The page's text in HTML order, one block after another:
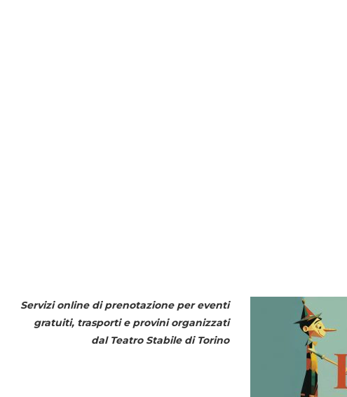
Servizi online di prenotazione per eventi
gratuiti, trasporti e provini organizzati
dal Teatro Stabile di Torino